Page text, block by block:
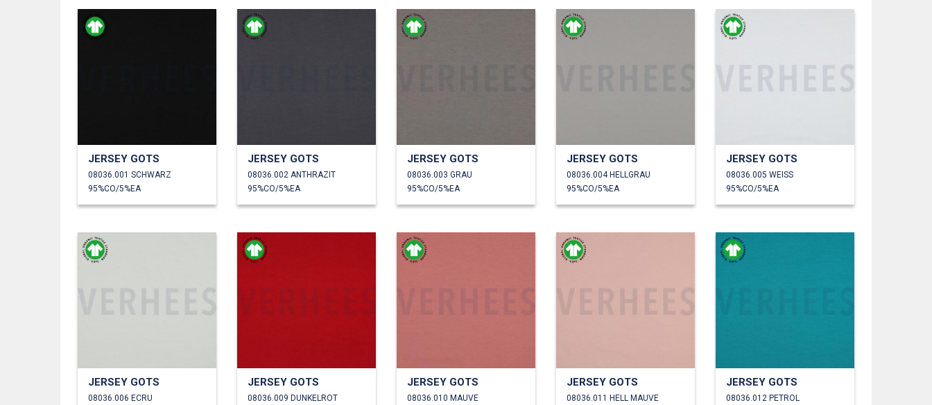
JERSEY GOTS
08036.001 SCHWARZ
95%CO/5%EA
JERSEY GOTS
08036.002 ANTHRAZIT
95%CO/5%EA
JERSEY GOTS
08036.003 GRAU
95%CO/5%EA
JERSEY GOTS
08036.004 HELLGRAU
95%CO/5%EA
JERSEY GOTS
08036.005 WEISS
95%CO/5%EA
JERSEY GOTS
08036.006 ECRU
JERSEY GOTS
08036.009 DUNKELROT
JERSEY GOTS
08036.010 MAUVE
JERSEY GOTS
08036.011 HELL MAUVE
JERSEY GOTS
08036.012 PETROL